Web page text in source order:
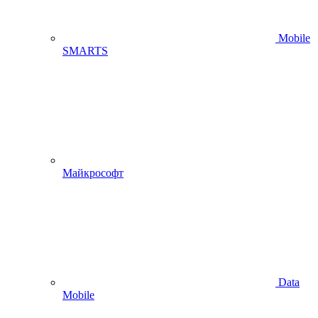
Mobile
SMARTS
Майкрософт
Data
Mobile